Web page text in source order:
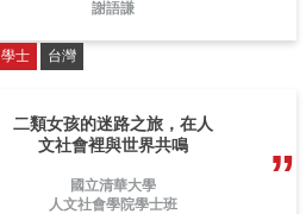
謝語謙
學士 台灣
二類女孩的迷路之旅，在人
文社會裡與世界共鳴
國立清華大學
人文社會學院學士班